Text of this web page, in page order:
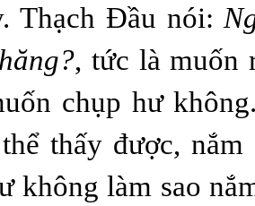
Thạch Đầu nói:
, tức là muốn
chụp hư
thấy được,
không làm sao